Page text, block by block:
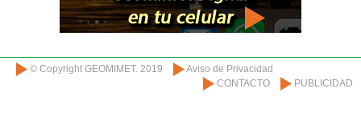
© Copyright GEOMIMET. 2019
Aviso de Privacidad
CONTACTO
PUBLICIDAD